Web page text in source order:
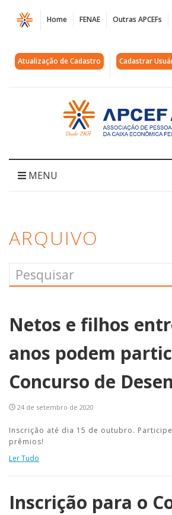
Página
Arquivos
netos
APCEF/SP
Home FENAE Outras APCEFs
Atualização de Cadastro Cadastrar
Acessar
página
inicial
MENU
ARQUIVO
Netos e filhos
anos podem
Concurso de
24 de setembro de 2020
Inscrição até dia 15 de outubro.
prêmios!
Ler Tudo
Inscrição para o